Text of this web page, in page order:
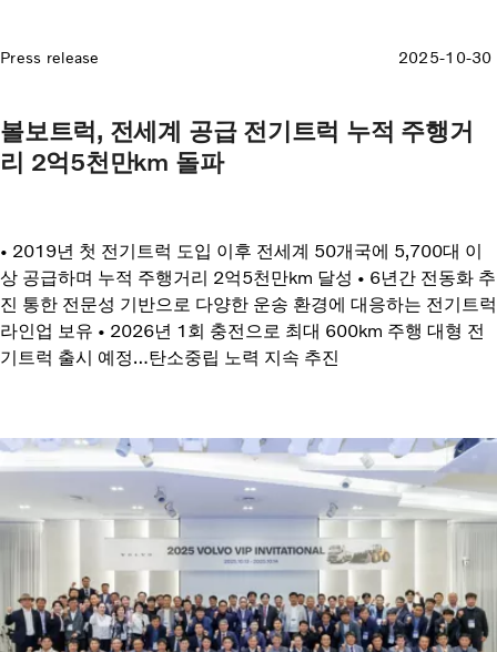
Press release 2025-10-30
볼보트럭, 전세계 공급 전기트럭 누적 주행거
리 2억5천만km 돌파
• 2019년 첫 전기트럭 도입 이후 전세계 50개국에 5,700대 이
상 공급하며 누적 주행거리 2억5천만km 달성 • 6년간 전동화 추
진 통한 전문성 기반으로 다양한 운송 환경에 대응하는 전기트럭
라인업 보유 • 2026년 1회 충전으로 최대 600km 주행 대형 전
기트럭 출시 예정…탄소중립 노력 지속 추진